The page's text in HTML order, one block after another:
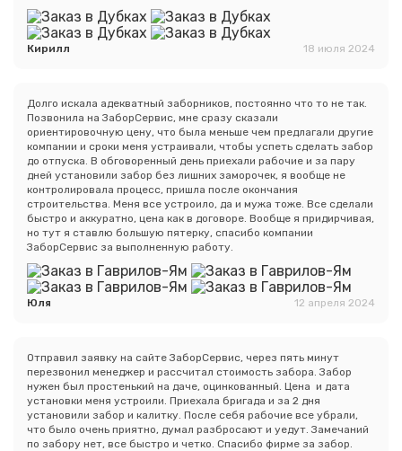
Кирилл 18 июля 2024
Долго искала адекватный заборников, постоянно что то не так.
Позвонила на ЗаборСервис, мне сразу сказали
ориентировочную цену, что была меньше чем предлагали другие
компании и сроки меня устраивали, чтобы успеть сделать забор
до отпуска. В обговоренный день приехали рабочие и за пару
дней установили забор без лишних заморочек, я вообще не
контролировала процесс, пришла после окончания
строительства. Меня все устроило, да и мужа тоже. Все сделали
быстро и аккуратно, цена как в договоре. Вообще я придирчивая,
но тут я ставлю большую пятерку, спасибо компании
ЗаборСервис за выполненную работу.
Юля 12 апреля 2024
Отправил заявку на сайте ЗаборСервис, через пять минут
перезвонил менеджер и рассчитал стоимость забора. Забор
нужен был простенький на даче, оцинкованный. Цена и дата
установки меня устроили. Приехала бригада и за 2 дня
установили забор и калитку. После себя рабочие все убрали,
что было очень приятно, думал разбросают и уедут. Замечаний
по забору нет, все быстро и четко. Спасибо фирме за забор.
Сообщение успешно
отправлено